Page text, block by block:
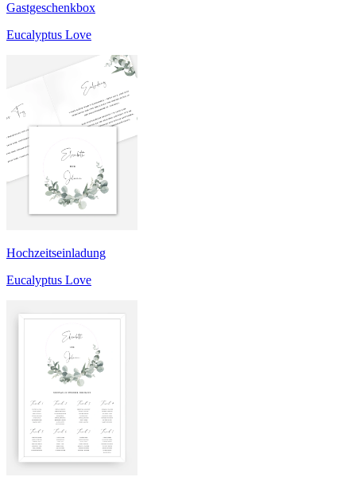
Gastgeschenkbox
Eucalyptus Love
Hochzeitseinladung
Eucalyptus Love